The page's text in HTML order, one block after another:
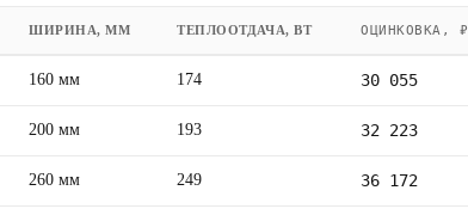
ШИРИНА, ММ ТЕПЛООТДАЧА, ВТ ОЦИНКОВКА, ₽
160 мм 174 30 055
200 мм 193 32 223
260 мм 249 36 172